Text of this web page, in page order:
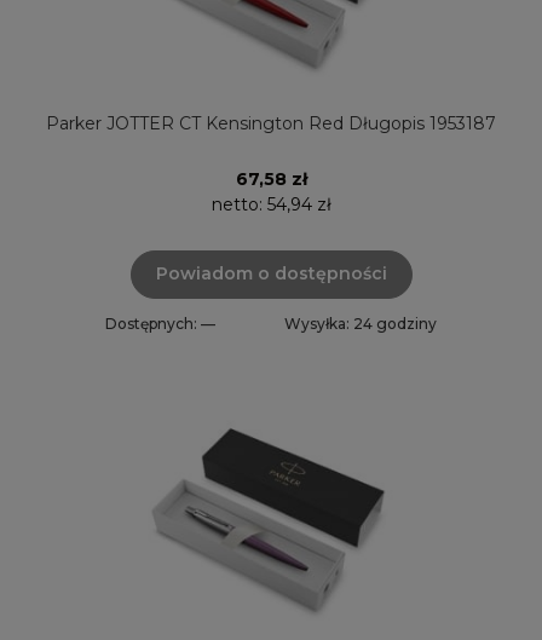
Parker JOTTER CT Kensington Red Długopis 1953187
67,58 zł
netto: 54,94 zł
Powiadom o dostępności
Dostępnych: — Wysyłka: 24 godziny